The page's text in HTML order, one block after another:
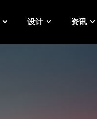
设计 资讯